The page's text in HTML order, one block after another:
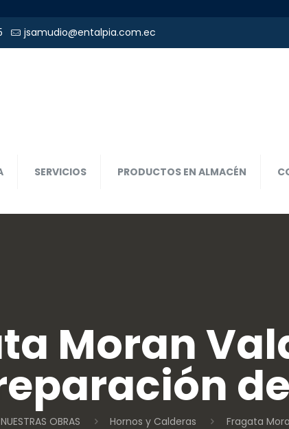
jsamudio@entalpia.com.ec
SERVICIOS PRODUCTOS EN ALMACÉN
Moran
NUESTRAS OBRAS Hornos y Calderas Fragata